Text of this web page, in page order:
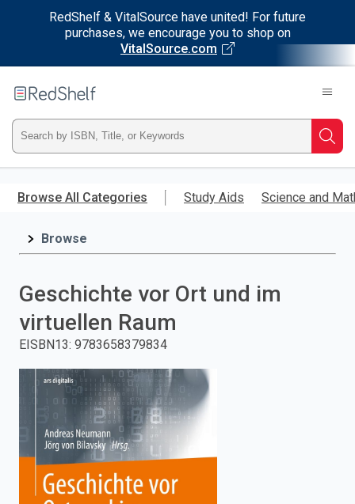
RedShelf & VitalSource have united! For future
purchases, we encourage you to shop on
VitalSource.com
main
RedShelf
Type
ISBN,
Title,
press
search.
Browse All Categories Study Aids Science and
Browse
Geschichte vor Ort und im
virtuellen Raum
EISBN13: 9783658379834